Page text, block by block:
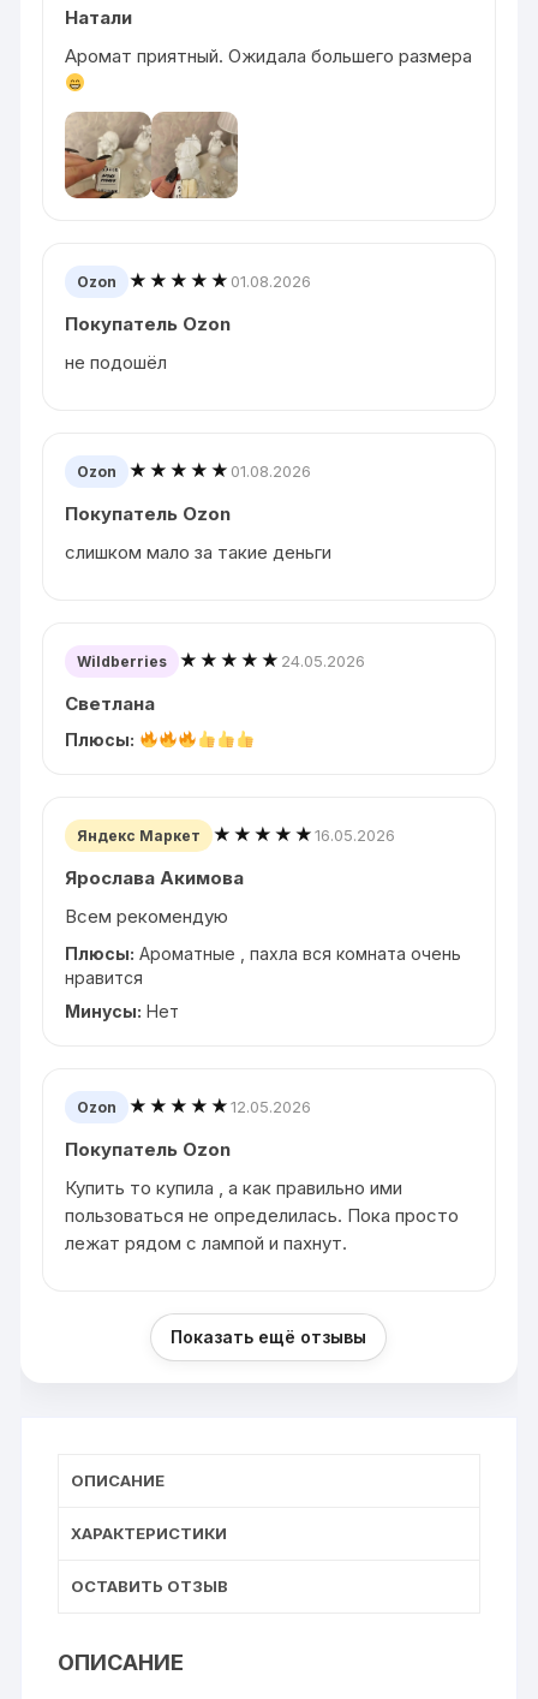
Натали
Аромат приятный. Ожидала большего размера
Ozon ★★★★★ 01.08.2026
Покупатель Ozon
не подошёл
Ozon ★★★★★ 01.08.2026
Покупатель Ozon
слишком мало за такие деньги
Wildberries ★★★★★ 24.05.2026
Светлана
Плюсы:
Яндекс Маркет ★★★★★16.05.2026
Ярослава Акимова
Всем рекомендую
Плюсы: Ароматные , пахла вся комната очень
нравится
Минусы: Нет
Ozon ★★★★★12.05.2026
Покупатель Ozon
Купить то купила , а как правильно ими
пользоваться не определилась. Пока просто
лежат рядом с лампой и пахнут.
Показать ещё отзывы
ОПИСАНИЕ
ХАРАКТЕРИСТИКИ
ОСТАВИТЬ ОТЗЫВ
ОПИСАНИЕ